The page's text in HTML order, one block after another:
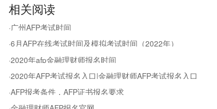
相关阅读
·广州AFP考试时间
·6月AFP在线考试时间及模拟考试时间（2022年）
·2020年afp金融理财师报名时间
·2020年AFP考试报名入口|金融理财师AFP考试报名入口
·AFP报考条件，AFP证书报名要求